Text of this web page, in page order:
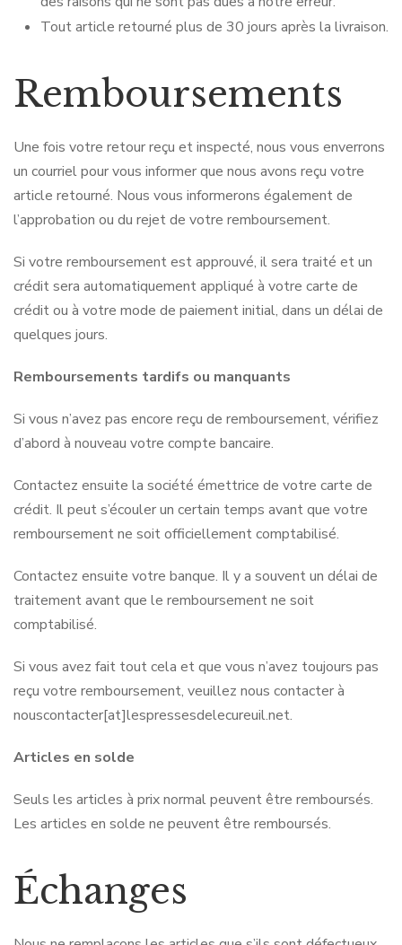
Tout article retourné plus de 30 jours après la livraison.
Remboursements
Une fois votre retour reçu et inspecté, nous vous enverrons
un courriel pour vous informer que nous avons reçu votre
article retourné. Nous vous informerons également de
l’approbation ou du rejet de votre remboursement.
Si votre remboursement est approuvé, il sera traité et un
crédit sera automatiquement appliqué à votre carte de
crédit ou à votre mode de paiement initial, dans un délai de
quelques jours.
Remboursements tardifs ou manquants
Si vous n’avez pas encore reçu de remboursement, vérifiez
d’abord à nouveau votre compte bancaire.
Contactez ensuite la société émettrice de votre carte de
crédit. Il peut s’écouler un certain temps avant que votre
remboursement ne soit officiellement comptabilisé.
Contactez ensuite votre banque. Il y a souvent un délai de
traitement avant que le remboursement ne soit
comptabilisé.
Si vous avez fait tout cela et que vous n’avez toujours pas
reçu votre remboursement, veuillez nous contacter à
nouscontacter[at]lespressesdelecureuil.net.
Articles en solde
Seuls les articles à prix normal peuvent être remboursés.
Les articles en solde ne peuvent être remboursés.
Échanges